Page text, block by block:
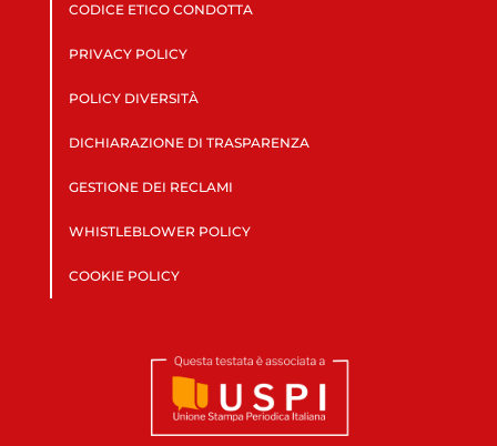
CODICE ETICO CONDOTTA
PRIVACY POLICY
POLICY DIVERSITÀ
DICHIARAZIONE DI TRASPARENZA
GESTIONE DEI RECLAMI
WHISTLEBLOWER POLICY
COOKIE POLICY